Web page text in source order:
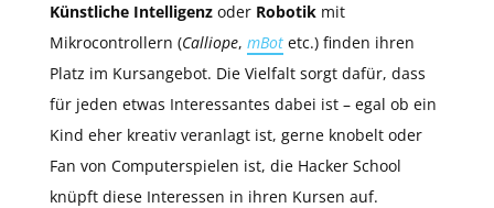
Künstliche Intelligenz oder Robotik mit
Mikrocontrollern (Calliope, mBot etc.) finden ihren
Platz im Kursangebot. Die Vielfalt sorgt dafür, dass
für jeden etwas Interessantes dabei ist – egal ob ein
Kind eher kreativ veranlagt ist, gerne knobelt oder
Fan von Computerspielen ist, die Hacker School
knüpft diese Interessen in ihren Kursen auf.